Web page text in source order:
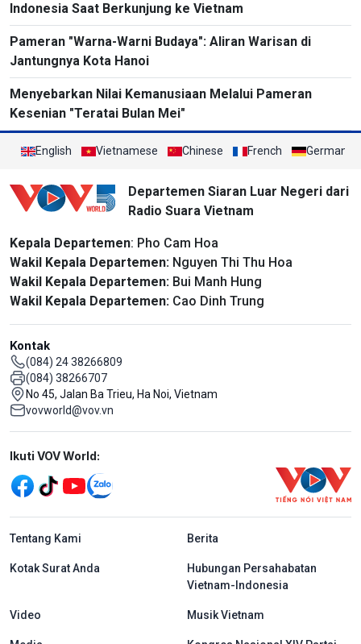
Indonesia Saat Berkunjung ke Vietnam
Pameran "Warna-Warni Budaya": Aliran Warisan di
Jantungnya Kota Hanoi
Menyebarkan Nilai Kemanusiaan Melalui Pameran
Kesenian "Teratai Bulan Mei"
English Vietnamese Chinese French German
Departemen Siaran Luar Negeri dari
Radio Suara Vietnam
Kepala Departemen: Pho Cam Hoa
Wakil Kepala Departemen: Nguyen Thi Thu Hoa
Wakil Kepala Departemen: Bui Manh Hung
Wakil Kepala Departemen: Cao Dinh Trung
Kontak
(084) 24 38266809
(084) 38266707
No 45, Jalan Ba Trieu, Ha Noi, Vietnam
vovworld@vov.vn
Mạng xã hội
Ikuti VOV World:
menu footer tiếng Indo
Tentang Kami Berita
Kotak Surat Anda
Hubungan Persahabatan
Vietnam-Indonesia
Video Musik Vietnam